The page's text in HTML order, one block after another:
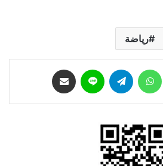
رياضة
ماسنجر واتساب تيلقرام لاين